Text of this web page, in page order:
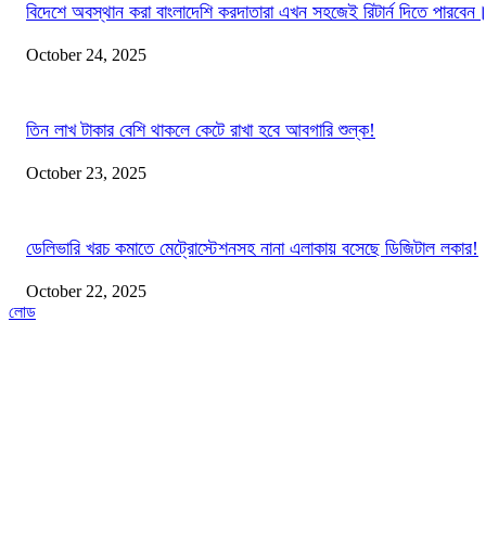
বিদেশে অবস্থান করা বাংলাদেশি করদাতারা এখন সহজেই রিটার্ন দিতে
October 24, 2025
তিন লাখ টাকার বেশি থাকলে কেটে রাখা হবে আবগারি শুল্ক!
October 23, 2025
ডেলিভারি খরচ কমাতে মেট্রোস্টেশনসহ নানা এলাকায় বসেছে ডিজিটাল লকার!
October 22, 2025
লোড